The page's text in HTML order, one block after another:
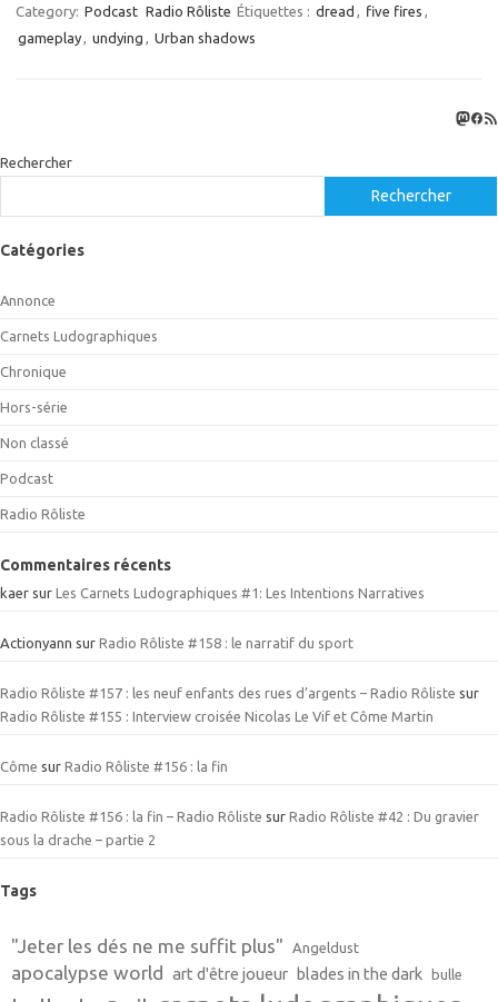
Category: Podcast Radio Rôliste Étiquettes : dread , five fires ,
gameplay, undying , Urban shadows
Flux
Rechercher
Rechercher
Catégories
Annonce
Carnets Ludographiques
Chronique
Hors-série
Non classé
Podcast
Radio Rôliste
Commentaires récents
kaer sur Les Carnets Ludographiques #1: Les Intentions Narratives
Actionyann sur Radio Rôliste #158 : le narratif du sport
Radio Rôliste #157 : les neuf enfants des rues d’argents – Radio Rôliste sur
Radio Rôliste #155 : Interview croisée Nicolas Le Vif et Côme Martin
Côme sur Radio Rôliste #156 : la fin
Radio Rôliste #156 : la fin – Radio Rôliste sur Radio Rôliste #42 : Du gravier
sous la drache – partie 2
Tags
"Jeter les dés ne me suffit plus" Angeldust
apocalypse world art d'être joueur blades in the dark bulle